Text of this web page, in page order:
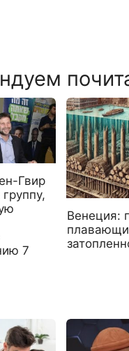
Гвир
7
Венеция: